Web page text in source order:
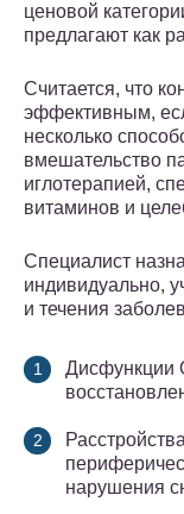
ценовой
предлагают как
Считается, что
эффективным,
несколько
вмешательство
иглотерапией,
витаминов и
Специалист
индивидуально,
и течения
Дисфункции
нарушения